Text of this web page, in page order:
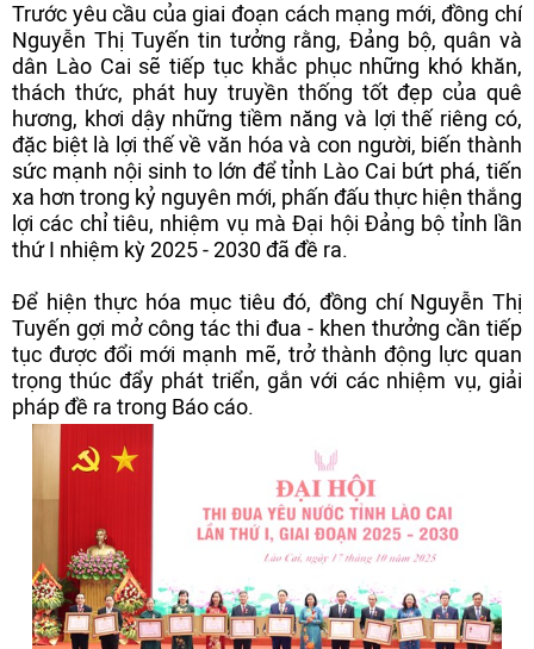
Trước yêu cầu của giai đoạn cách mạng mới, đồng chí
Nguyễn Thị Tuyến tin tưởng rằng, Đảng bộ, quân và
dân Lào Cai sẽ tiếp tục khắc phục những khó khăn,
thách thức, phát huy truyền thống tốt đẹp của quê
hương, khơi dậy những tiềm năng và lợi thế riêng có,
đặc biệt là lợi thế về văn hóa và con người, biến thành
sức mạnh nội sinh to lớn để tỉnh Lào Cai bứt phá, tiến
xa hơn trong kỷ nguyên mới, phấn đấu thực hiện thắng
lợi các chỉ tiêu, nhiệm vụ mà Đại hội Đảng bộ tỉnh lần
thứ I nhiệm kỳ 2025 - 2030 đã đề ra.
Để hiện thực hóa mục tiêu đó, đồng chí Nguyễn Thị
Tuyến gợi mở công tác thi đua - khen thưởng cần tiếp
tục được đổi mới mạnh mẽ, trở thành động lực quan
trọng thúc đẩy phát triển, gắn với các nhiệm vụ, giải
pháp đề ra trong Báo cáo.